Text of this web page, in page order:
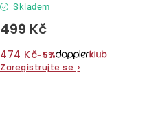
Skladem
499 Kč
474 Kč−5%
Zaregistrujte se ›